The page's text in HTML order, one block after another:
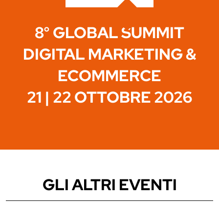
8° GLOBAL SUMMIT
DIGITAL MARKETING &
ECOMMERCE
21 | 22 OTTOBRE 2026
GLI ALTRI EVENTI